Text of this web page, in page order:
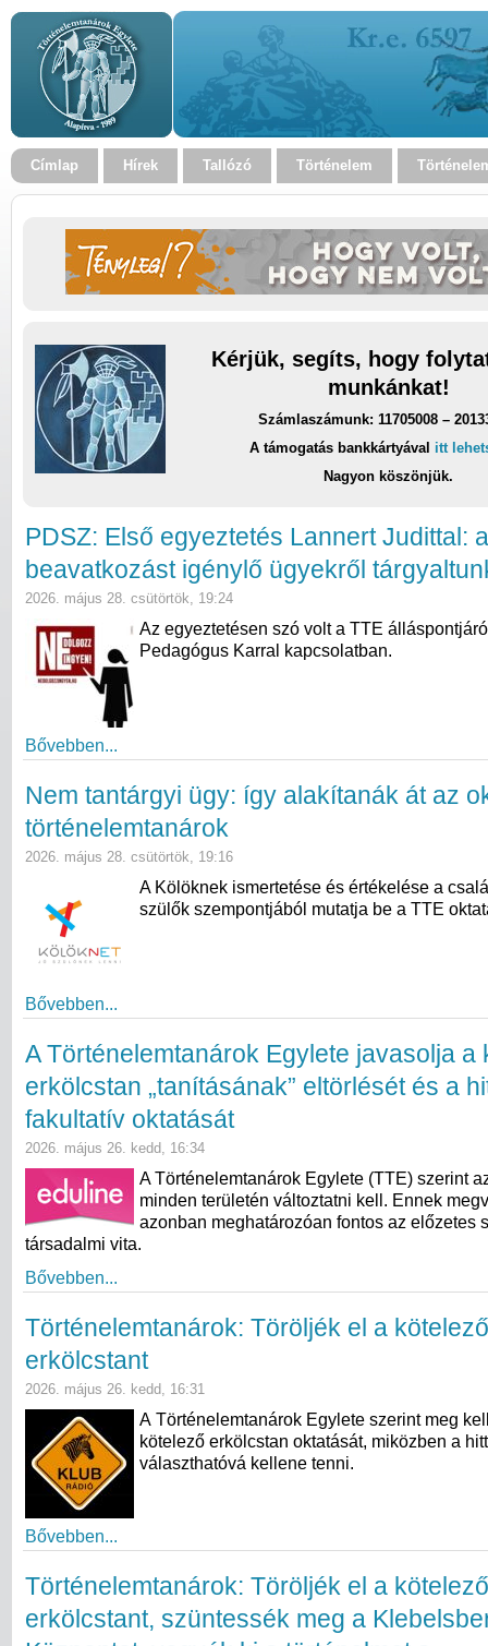
Címlap Hírek Tallózó Történelem
Kérjük, segíts, hogy
munkánkat!
Számlaszámunk: 11705008 –
A támogatás bankkártyával itt
Nagyon köszönjük.
PDSZ: Első egyeztetés Lannert Judittal:
beavatkozást igénylő ügyekről
2026. május 28. csütörtök, 19:24
Az egyeztetésen szó volt a TTE
Pedagógus Karral kapcsolatban.
Bővebben...
Nem tantárgyi ügy: így alakítanák át az
történelemtanárok
2026. május 28. csütörtök, 19:16
A Kölöknek ismertetése és értékelése a
szülők szempontjából mutatja be a TTE
Bővebben...
A Történelemtanárok Egylete javasolja a
erkölcstan „tanításának” eltörlését és a
fakultatív oktatását
2026. május 26. kedd, 16:34
A Történelemtanárok Egylete (TTE) szerint
minden területén változtatni kell. Ennek
azonban meghatározóan fontos az előzetes
társadalmi vita.
Bővebben...
Történelemtanárok: Töröljék el a kötelező
erkölcstant
2026. május 26. kedd, 16:31
A Történelemtanárok Egylete szerint meg
kötelező erkölcstan oktatását, miközben a
választhatóvá kellene tenni.
Bővebben...
Történelemtanárok: Töröljék el a kötelező
erkölcstant, szüntessék meg a